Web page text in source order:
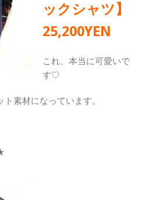
ックシャツ】
25,200YEN
これ、本当に可愛いで
す♡
素材になっています。